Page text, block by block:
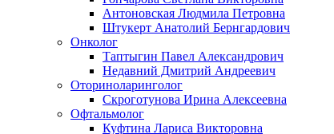
Антоновская Людмила Петровна
Штукерт Анатолий Бернгардович
Онколог
Таптыгин Павел Александрович
Недавний Дмитрий Андреевич
Оториноларинголог
Скроготунова Ирина Алексеевна
Офтальмолог
Куфтина Лариса Викторовна